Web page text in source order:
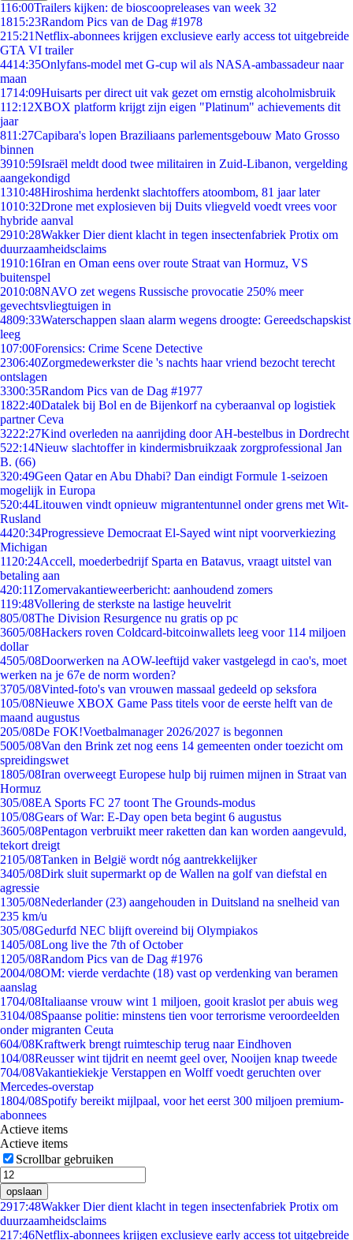
116:00Trailers kijken: de bioscoopreleases van week 32
1815:23Random Pics van de Dag #1978
215:21Netflix-abonnees krijgen exclusieve early access tot uitgebreide
GTA VI trailer
4414:35Onlyfans-model met G-cup wil als NASA-ambassadeur naar
maan
1714:09Huisarts per direct uit vak gezet om ernstig alcoholmisbruik
112:12XBOX platform krijgt zijn eigen "Platinum" achievements dit
jaar
811:27Capibara's lopen Braziliaans parlementsgebouw Mato Grosso
binnen
3910:59Israël meldt dood twee militairen in Zuid-Libanon, vergelding
aangekondigd
1310:48Hiroshima herdenkt slachtoffers atoombom, 81 jaar later
1010:32Drone met explosieven bij Duits vliegveld voedt vrees voor
hybride aanval
2910:28Wakker Dier dient klacht in tegen insectenfabriek Protix om
duurzaamheidsclaims
1910:16Iran en Oman eens over route Straat van Hormuz, VS
buitenspel
2010:08NAVO zet wegens Russische provocatie 250% meer
gevechtsvliegtuigen in
4809:33Waterschappen slaan alarm wegens droogte: Gereedschapskist
leeg
107:00Forensics: Crime Scene Detective
2306:40Zorgmedewerkster die 's nachts haar vriend bezocht terecht
ontslagen
3300:35Random Pics van de Dag #1977
1822:40Datalek bij Bol en de Bijenkorf na cyberaanval op logistiek
partner Ceva
3222:27Kind overleden na aanrijding door AH-bestelbus in Dordrecht
522:14Nieuw slachtoffer in kindermisbruikzaak zorgprofessional Jan
B. (66)
320:49Geen Qatar en Abu Dhabi? Dan eindigt Formule 1-seizoen
mogelijk in Europa
520:44Litouwen vindt opnieuw migrantentunnel onder grens met Wit-
Rusland
4420:34Progressieve Democraat El-Sayed wint nipt voorverkiezing
Michigan
11 20:24Accell, moederbedrijf Sparta en Batavus, vraagt uitstel van
betaling aan
420:11 Zomervakantieweerbericht: aanhoudend zomers
119:48Vollering de sterkste na lastige heuvelrit
805/08The Division Resurgence nu gratis op pc
3605/08Hackers roven Coldcard-bitcoinwallets leeg voor 114 miljoen
dollar
4505/08Doorwerken na AOW-leeftijd vaker vastgelegd in cao's, moet
werken na je 67e de norm worden?
3705/08Vinted-foto's van vrouwen massaal gedeeld op seksfora
105/08Nieuwe XBOX Game Pass titels voor de eerste helft van de
maand augustus
205/08De FOK!Voetbalmanager 2026/2027 is begonnen
5005/08Van den Brink zet nog eens 14 gemeenten onder toezicht om
spreidingswet
1805/08Iran overweegt Europese hulp bij ruimen mijnen in Straat van
Hormuz
305/08EA Sports FC 27 toont The Grounds-modus
105/08Gears of War: E-Day open beta begint 6 augustus
3605/08Pentagon verbruikt meer raketten dan kan worden aangevuld,
tekort dreigt
2105/08Tanken in België wordt nóg aantrekkelijker
3405/08Dirk sluit supermarkt op de Wallen na golf van diefstal en
agressie
1305/08Nederlander (23) aangehouden in Duitsland na snelheid van
235 km/u
305/08Gedurfd NEC blijft overeind bij Olympiakos
1405/08Long live the 7th of October
1205/08Random Pics van de Dag #1976
2004/08OM: vierde verdachte (18) vast op verdenking van beramen
aanslag
1704/08Italiaanse vrouw wint 1 miljoen, gooit kraslot per abuis weg
3104/08Spaanse politie: minstens tien voor terrorisme veroordeelden
onder migranten Ceuta
604/08Kraftwerk brengt ruimteschip terug naar Eindhoven
104/08Reusser wint tijdrit en neemt geel over, Nooijen knap tweede
704/08Vakantiekiekje Verstappen en Wolff voedt geruchten over
Mercedes-overstap
1804/08Spotify bereikt mijlpaal, voor het eerst 300 miljoen premium-
abonnees
Actieve items
Actieve items
Scrollbar gebruiken
opslaan
2917:48Wakker Dier dient klacht in tegen insectenfabriek Protix om
duurzaamheidsclaims
217:46Netflix-abonnees krijgen exclusieve early access tot uitgebreide